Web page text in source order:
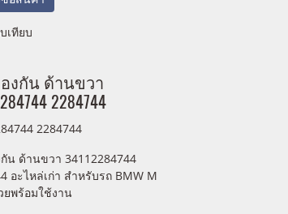
เทียบ
งกัน ด้านขวา
2284744
2284744
น ด้านขวา 34112284744
อะไหล่เก่า สำหรับรถ BMW M
ยพร้อมใช้งาน